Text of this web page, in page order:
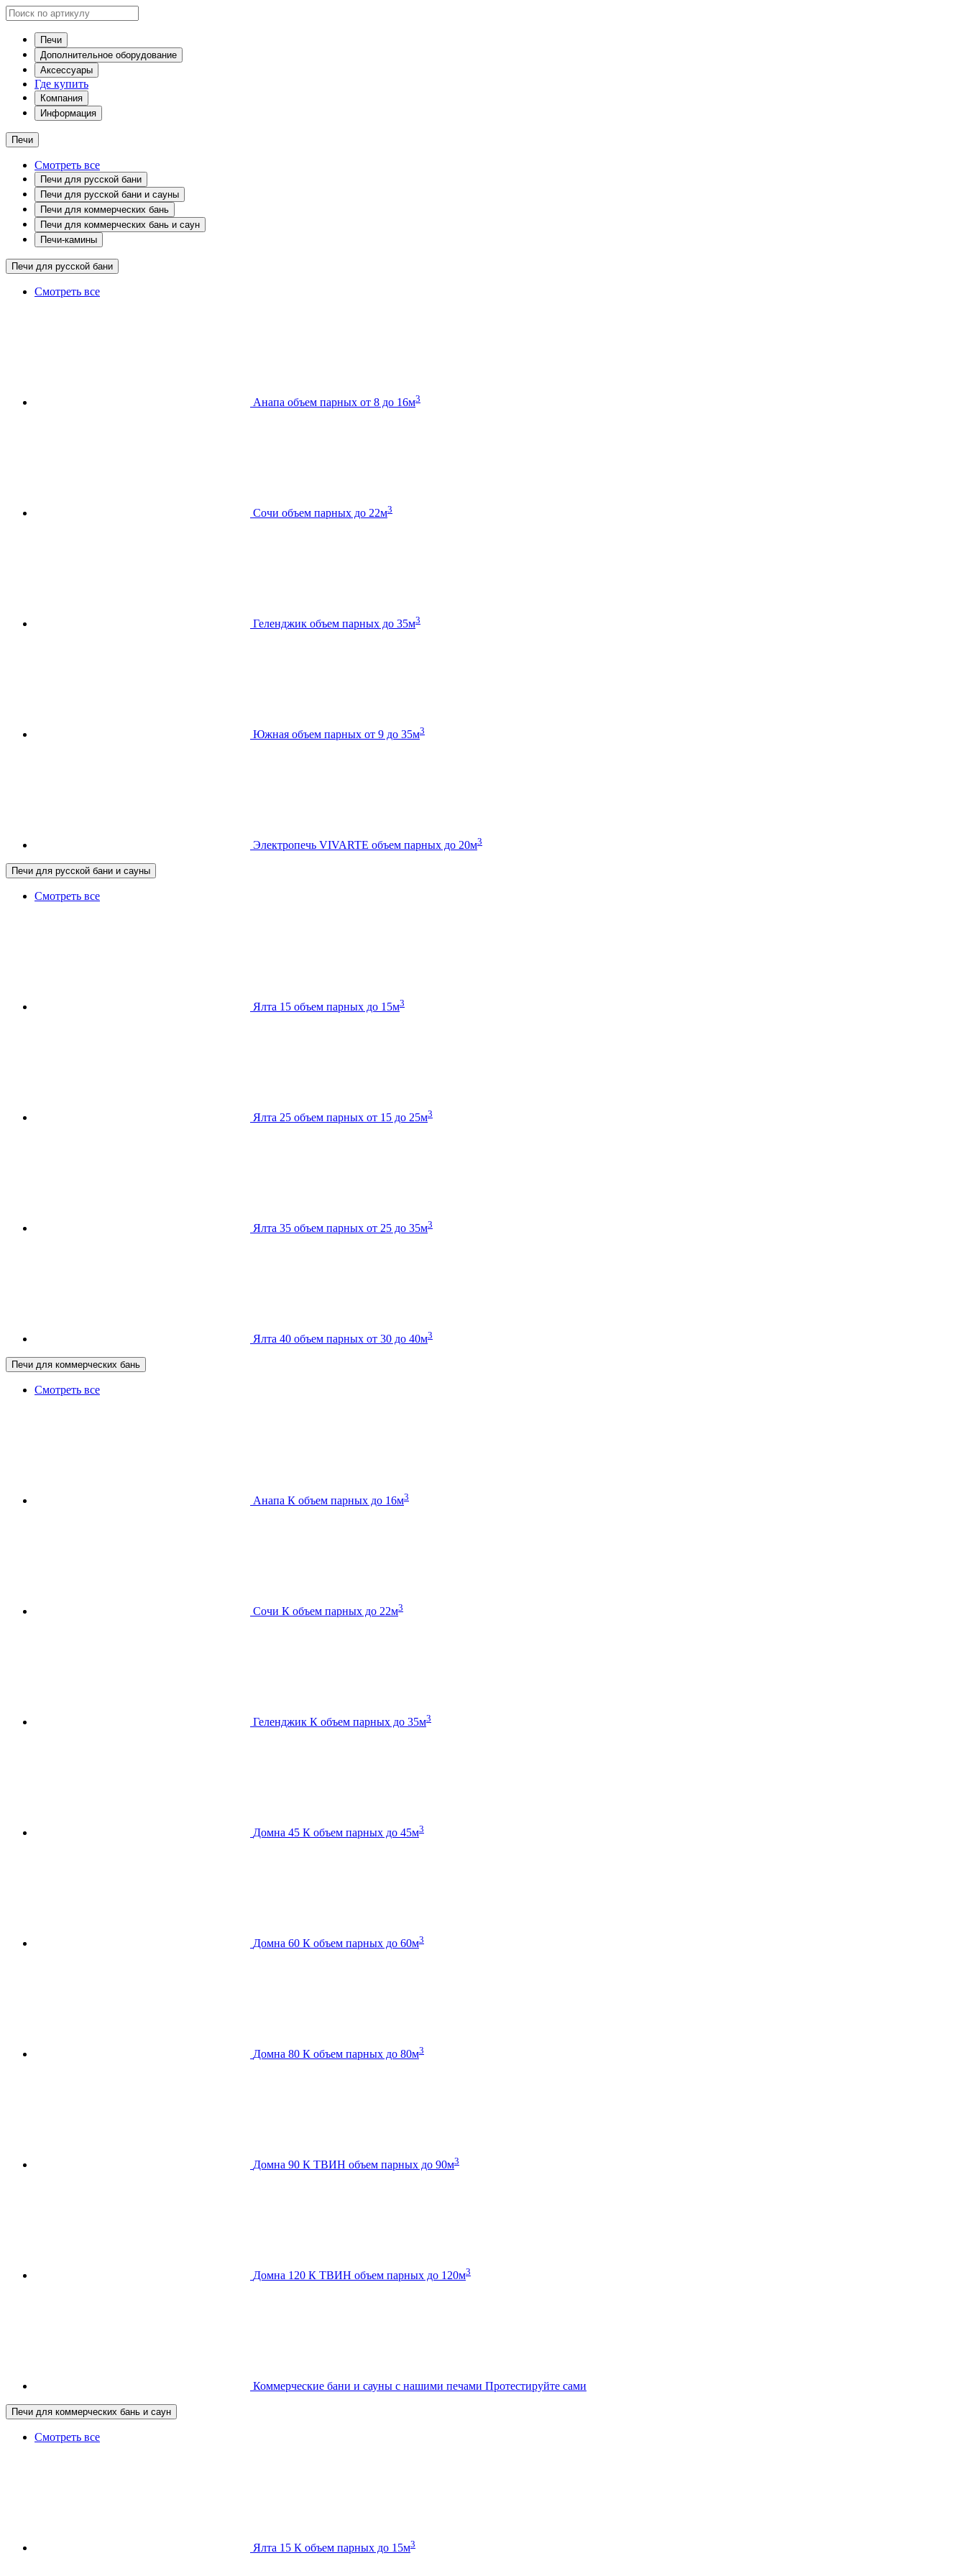
Печи
Дополнительное оборудование
Аксессуары
Где купить
Компания
Информация
Печи
Смотреть все
Печи для русской бани
Печи для русской бани и сауны
Печи для коммерческих бань
Печи для коммерческих бань и саун
Печи-камины
Печи для русской бани
Смотреть все
Анапа объем парных от 8 до 16м3
Сочи объем парных до 22м3
Геленджик объем парных до 35м3
Южная объем парных от 9 до 35м3
Электропечь VIVARTE объем парных до 20м3
Печи для русской бани и сауны
Смотреть все
Ялта 15 объем парных до 15м3
Ялта 25 объем парных от 15 до 25м3
Ялта 35 объем парных от 25 до 35м3
Ялта 40 объем парных от 30 до 40м3
Печи для коммерческих бань
Смотреть все
Анапа К объем парных до 16м3
Сочи К объем парных до 22м3
Геленджик К объем парных до 35м3
Домна 45 К объем парных до 45м3
Домна 60 К объем парных до 60м3
Домна 80 К объем парных до 80м3
Домна 90 К ТВИН объем парных до 90м3
Домна 120 К ТВИН объем парных до 120м3
Коммерческие бани и сауны с нашими печами Протестируйте сами
Печи для коммерческих бань и саун
Смотреть все
Ялта 15 К объем парных до 15м3